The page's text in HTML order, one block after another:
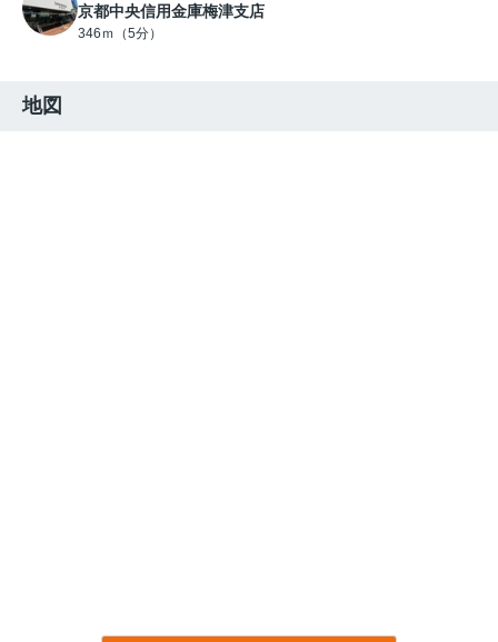
京都中央信用金庫梅津支店
346ｍ（5分）
地図